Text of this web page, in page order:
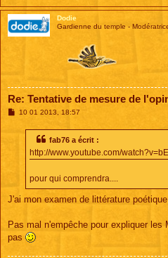
Dodie
Gardienne du temple -
Re: Tentative de mesure de
M
10 01 2013, 18:57
fab76 a écrit :
http://www.youtube.com/
pour qui comprendra....
J'ai mon examen de littérature
Pas mal n'empêche pour expliquer les
pas